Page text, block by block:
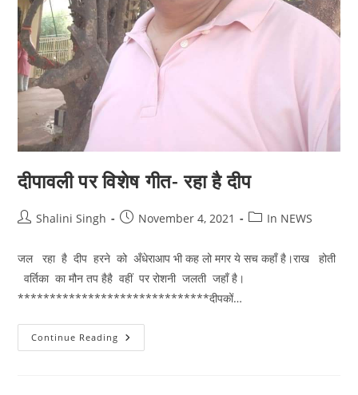
दीपावली पर विशेष गीत- रहा है दीप
PostShalini Singh
PostNovember 4, 2021
PostIn NEWS
जल रहा है दीप हरने को अँधेराआप भी कह लो मगर ये सच कहाँ है।राख होती
वर्तिका का मौन तप हैहै वहीं पर रोशनी जलती जहाँ है।
******************************दीपकों…
Continue Reading दीपावली
पर